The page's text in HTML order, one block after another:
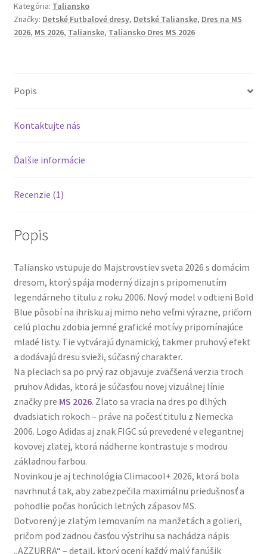
Dres
na
MS
Kategória: Taliansko
Značky: Detské Futbalové dresy, Detské Talianske, Dres na MS
2026, MS 2026, Talianske, Taliansko Dres MS 2026
Popis
Kontaktujte nás
Ďalšie informácie
Recenzie (1)
Popis
Taliansko vstupuje do Majstrovstiev sveta 2026 s domácim
dresom, ktorý spája moderný dizajn s pripomenutím
legendárneho titulu z roku 2006. Nový model v odtieni Bold
Blue pôsobí na ihrisku aj mimo neho veľmi výrazne, pričom
celú plochu zdobia jemné grafické motívy pripomínajúce
mladé listy. Tie vytvárajú dynamický, takmer pruhový efekt
a dodávajú dresu svieži, súčasný charakter.
Na pleciach sa po prvý raz objavuje zväčšená verzia troch
pruhov Adidas, ktorá je súčasťou novej vizuálnej línie
značky pre MS 2026. Zlato sa vracia na dres po dlhých
dvadsiatich rokoch – práve na počesť titulu z Nemecka
2006. Logo Adidas aj znak FIGC sú prevedené v elegantnej
kovovej zlatej, ktorá nádherne kontrastuje s modrou
základnou farbou.
Novinkou je aj technológia Climacool+ 2026, ktorá bola
navrhnutá tak, aby zabezpečila maximálnu priedušnosť a
pohodlie počas horúcich letných zápasov MS.
Dotvorený je zlatým lemovaním na manžetách a golieri,
pričom pod zadnou časťou výstrihu sa nachádza nápis
„AZZURRA“ – detail, ktorý ocení každý malý fanúšik